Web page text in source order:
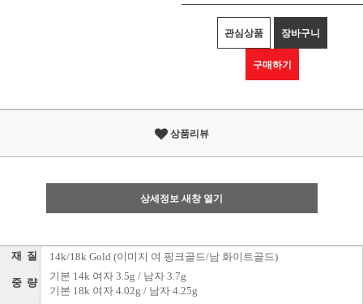
관심상품 장바구니
구매하기
상품리뷰
상세정보 새창 열기
재 질 14k/18k Gold (이미지 여 핑크골드/남 화이트골드)
중 량
기본 14k 여자 3.5g / 남자 3.7g
기본 18k 여자 4.02g / 남자 4.25g